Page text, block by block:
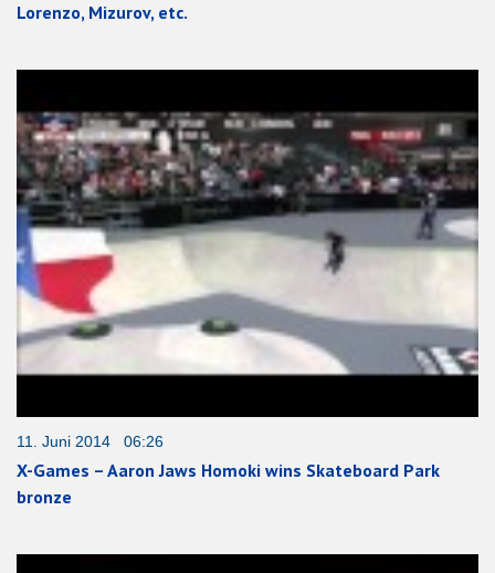
Lorenzo, Mizurov, etc.
11. Juni 2014 06:26
X-Games – Aaron Jaws Homoki wins Skateboard Park
bronze